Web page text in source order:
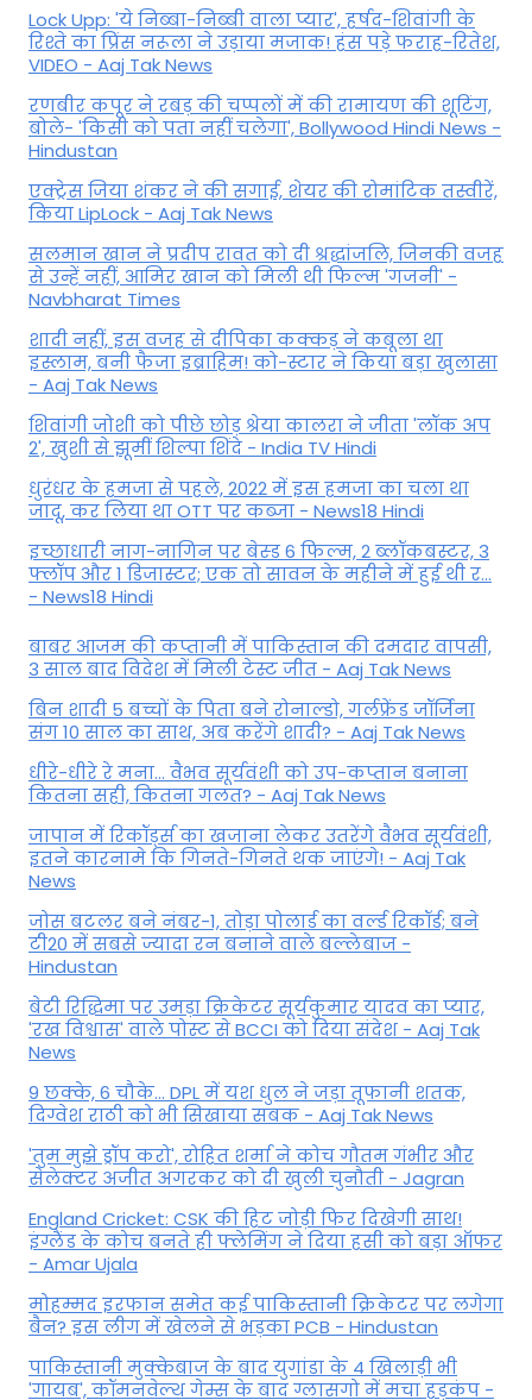
Lock Upp: 'ये निब्बा-निब्बी वाला प्यार', हर्षद-शिवांगी के
रिश्ते का प्रिंस नरूला ने उड़ाया मजाक! हंस पड़े फराह-रितेश,
VIDEO - Aaj Tak News
रणबीर कपूर ने रबड़ की चप्पलों में की रामायण की शूटिंग,
बोले- 'किसी को पता नहीं चलेगा', Bollywood Hindi News -
Hindustan
एक्ट्रेस जिया शंकर ने की सगाई, शेयर की रोमांटिक तस्वीरें,
किया LipLock - Aaj Tak News
सलमान खान ने प्रदीप रावत को दी श्रद्धांजलि, जिनकी वजह
से उन्हें नहीं, आमिर खान को मिली थी फिल्म 'गजनी' -
Navbharat Times
शादी नहीं, इस वजह से दीपिका कक्कड़ ने कबूला था
इस्लाम, बनी फैजा इब्राहिम! को-स्टार ने किया बड़ा खुलासा
- Aaj Tak News
शिवांगी जोशी को पीछे छोड़ श्रेया कालरा ने जीता 'लॉक अप
2', खुशी से झूमीं शिल्पा शिंदे - India TV Hindi
धुरंधर के हमजा से पहले, 2022 में इस हमजा का चला था
जादू, कर लिया था OTT पर कब्जा - News18 Hindi
इच्छाधारी नाग-नागिन पर बेस्ड 6 फिल्म, 2 ब्लॉकबस्टर, 3
फ्लॉप और 1 डिजास्टर; एक तो सावन के महीने में हुई थी र...
- News18 Hindi
बाबर आजम की कप्तानी में पाकिस्तान की दमदार वापसी,
3 साल बाद विदेश में मिली टेस्ट जीत - Aaj Tak News
बिन शादी 5 बच्चों के पिता बने रोनाल्डो, गर्लफ्रेंड जॉर्जिना
संग 10 साल का साथ, अब करेंगे शादी? - Aaj Tak News
धीरे-धीरे रे मना… वैभव सूर्यवंशी को उप-कप्तान बनाना
कितना सही, कितना गलत? - Aaj Tak News
जापान में रिकॉर्ड्स का खजाना लेकर उतरेंगे वैभव सूर्यवंशी,
इतने कारनामे कि गिनते-गिनते थक जाएंगे! - Aaj Tak
News
जोस बटलर बने नंबर-1, तोड़ा पोलार्ड का वर्ल्ड रिकॉर्ड; बने
टी20 में सबसे ज्यादा रन बनाने वाले बल्लेबाज -
Hindustan
बेटी र‍िद्ध‍िमा पर उमड़ा क्रिकेटर सूर्यकुमार यादव का प्यार,
'रख विश्वास' वाले पोस्ट से BCCI को दिया संदेश - Aaj Tak
News
9 छक्के, 6 चौके... DPL में यश धुल ने जड़ा तूफानी शतक,
द‍िग्वेश राठी को भी स‍िखाया सबक - Aaj Tak News
'तुम मुझे ड्रॉप करो', रोहित शर्मा ने कोच गौतम गंभीर और
सेलेक्टर अजीत अगरकर को दी खुली चुनौती - Jagran
England Cricket: CSK की हिट जोड़ी फिर दिखेगी साथ!
इंग्लैंड के कोच बनते ही फ्लेमिंग ने दिया हसी को बड़ा ऑफर
- Amar Ujala
मोहम्मद इरफान समेत कई पाकिस्तानी क्रिकेटर पर लगेगा
बैन? इस लीग में खेलने से भड़का PCB - Hindustan
पाकिस्तानी मुक्केबाज के बाद युगांडा के 4 खिलाड़ी भी
'गायब', कॉमनवेल्थ गेम्स के बाद ग्लासगो में मचा हड़कंप -